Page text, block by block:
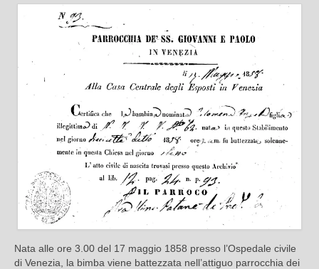
Nata alle ore 3.00 del 17 maggio 1858 presso l’Ospedale civile
di Venezia, la bimba viene battezzata nell’attiguo parrocchia dei